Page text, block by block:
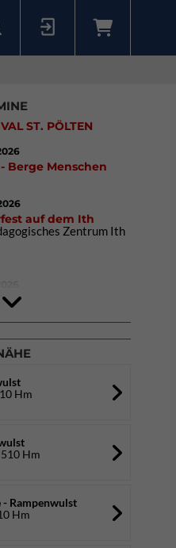
ST. PÖLTEN
Berge Menschen
auf dem Ith
Zentrum Ith
Osttirol
Hm
Hm
Rampenwulst
Hm